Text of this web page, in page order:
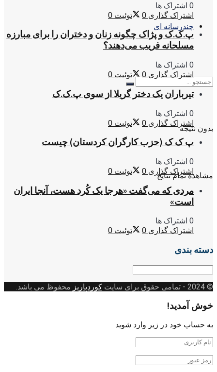
چندرسانه ای
بدون نتیجه
مشاهده تمام نتایج
0 اشتراک ها
اشتراک گذاری 0 توئیت 0
پ.ک.ک و پژاک چگونه زنان و دختران را برای مبارزه
مسلحانه فریب می‌دهند؟
0 اشتراک ها
اشتراک گذاری 0 توئیت 0
تیرباران یک دختر گریلا از سوی پ.ک.ک
0 اشتراک ها
اشتراک گذاری 0 توئیت 0
پ ک ک (حزب کارگران کردستان) چیست
0 اشتراک ها
اشتراک گذاری 0 توئیت 0
مردی که می‌گفت «هرجا یک کُرد هست، آنجا ایران
است»
0 اشتراک ها
اشتراک گذاری 0 توئیت 0
دسته بندی
دسته
© 2024
- تمامی حقوق برای سایت کوردپاریز محفوظ می باشد.
خوش آمدید!
به حساب خود در زیر وارد شوید